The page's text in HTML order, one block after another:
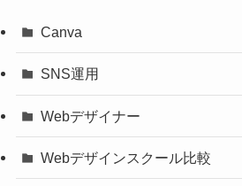
Canva
SNS運用
Webデザイナー
Webデザインスクール比較